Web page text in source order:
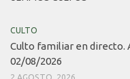
CULTO
Culto familiar en directo.
02/08/2026
2 AGOSTO, 2026